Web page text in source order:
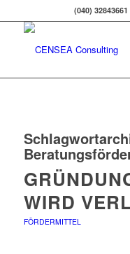
(040)
WIRD
FÖRDERMITTEL